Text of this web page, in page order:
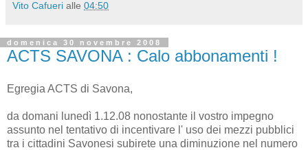
Vito Cafueri alle 04:50
domenica 30 novembre 2008
ACTS SAVONA : Calo abbonamenti !
Egregia ACTS di Savona,
da domani lunedì 1.12.08 nonostante il vostro impegno
assunto nel tentativo di incentivare l' uso dei mezzi pubblici
tra i cittadini Savonesi subirete una diminuzione nel numero